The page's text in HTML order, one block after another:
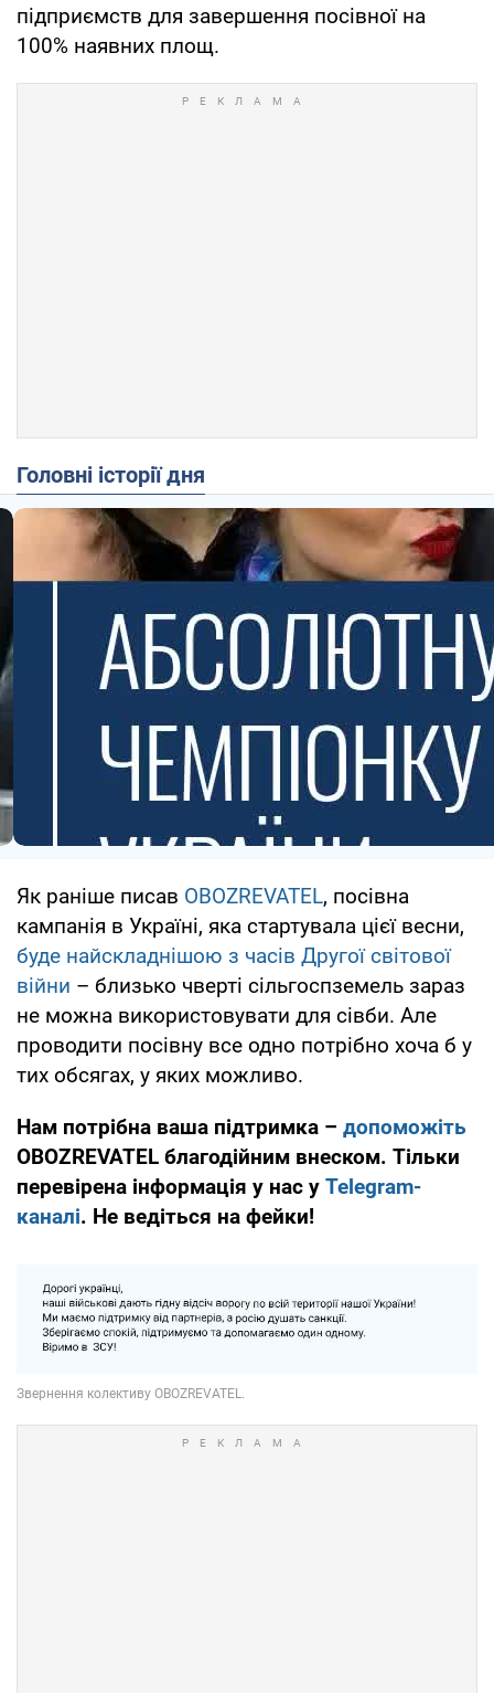
підприємств для завершення посівної на
100% наявних площ.
Головні історії дня
Як раніше писав OBOZREVATEL, посівна
кампанія в Україні, яка стартувала цієї весни,
буде найскладнішою з часів Другої світової
війни – близько чверті сільгоспземель зараз
не можна використовувати для сівби. Але
проводити посівну все одно потрібно хоча б у
тих обсягах, у яких можливо.
Нам потрібна ваша підтримка – допоможіть
OBOZREVATEL благодійним внеском. Тільки
перевірена інформація у нас у Telegram-
каналі. Не ведіться на фейки!